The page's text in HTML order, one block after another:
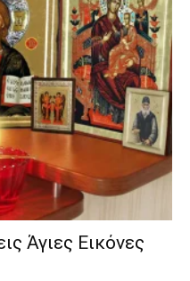
Άγιες Εικόνες